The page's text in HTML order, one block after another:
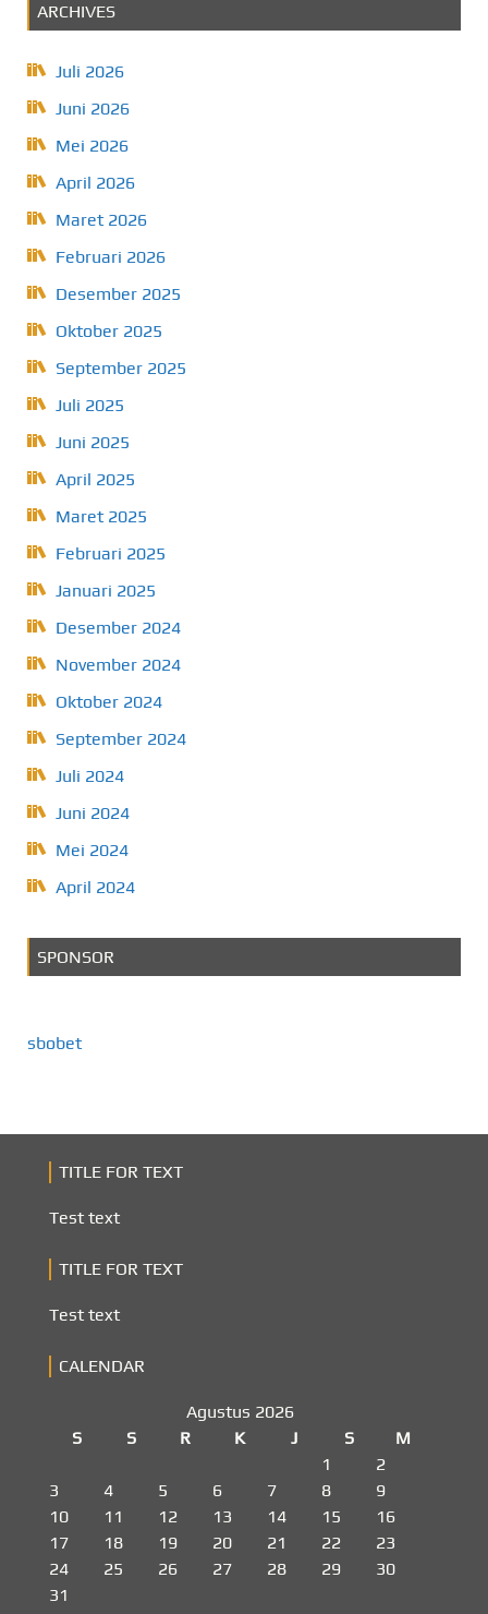
ARCHIVES
Juli 2026
Juni 2026
Mei 2026
April 2026
Maret 2026
Februari 2026
Desember 2025
Oktober 2025
September 2025
Juli 2025
Juni 2025
April 2025
Maret 2025
Februari 2025
Januari 2025
Desember 2024
November 2024
Oktober 2024
September 2024
Juli 2024
Juni 2024
Mei 2024
April 2024
SPONSOR
sbobet
TITLE FOR TEXT
Test text
TITLE FOR TEXT
Test text
CALENDAR
Agustus 2026
S
S R K J S
M
1
2
3
4 5 6 7 8
9
10
11 12 13 14 15
16
17
18 19 20 21 22
23
24
25 26 27 28 29
30
31